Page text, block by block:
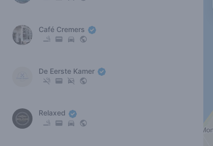
Café Cremers
De Eerste Kamer
Relaxed